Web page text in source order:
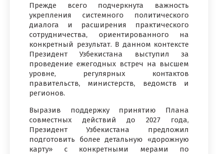
Прежде всего подчеркнута важность
укрепления системного политического
диалога и расширения практического
сотрудничества, ориентированного на
конкретный результат. В данном контексте
Президент Узбекистана выступил за
проведение ежегодных встреч на высшем
уровне, регулярных контактов
правительств, министерств, ведомств и
регионов.
Выразив поддержку принятию Плана
совместных действий до 2027 года,
Президент Узбекистана предложил
подготовить более детальную «дорожную
карту» с конкретными мерами по